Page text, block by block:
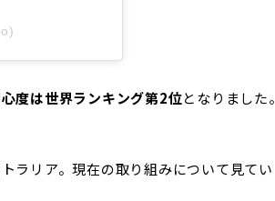
度は世界ランキング第2位となりました。
ラリア。現在の取り組みについて見てい